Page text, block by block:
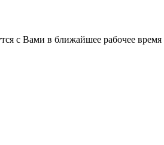
с Вами в ближайшее рабочее